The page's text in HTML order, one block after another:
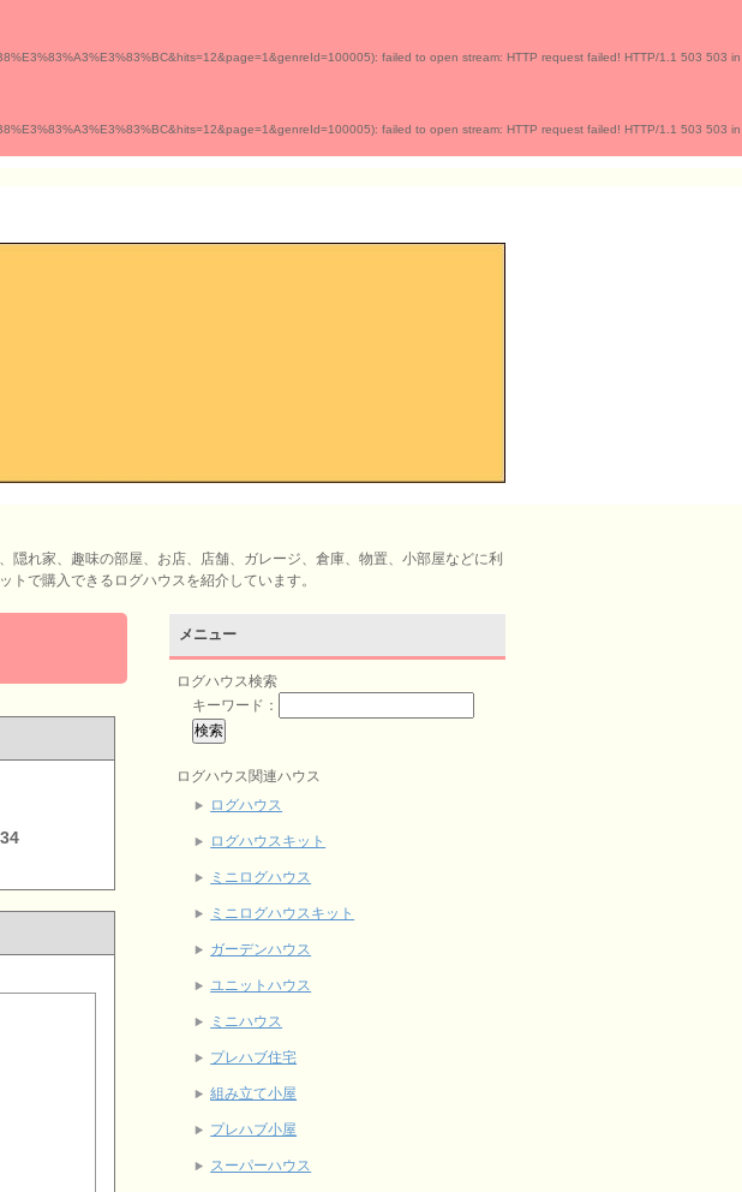
failed to open stream: HTTP request failed! HTTP/1.1 503 503 in
failed to open stream: HTTP request failed! HTTP/1.1 503 503 in
れ家、趣味の部屋、お店、店舗、ガレージ、倉庫、物置、小部屋などに利
で購入できるログハウスを紹介しています。
メニュー
ログハウス検索
キーワード：
ログハウス関連ハウス
ログハウス
ログハウスキット
ミニログハウス
ミニログハウスキット
ガーデンハウス
ユニットハウス
ミニハウス
プレハブ住宅
組み立て小屋
プレハブ小屋
スーパーハウス